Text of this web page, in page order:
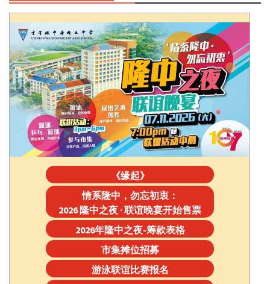
《缘起》
情系隆中，勿忘初衷：
2026 隆中之夜 · 联谊晚宴开始售票
2026年隆中之夜-筹款表格
市集摊位招募
游泳联谊比赛报名